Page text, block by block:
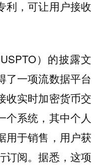
利，可让用户接收
）的披露文
了一项流数据平台
收实时加密货币交
个系统，其中个人
用于销售，用户获
订阅。据悉，这项